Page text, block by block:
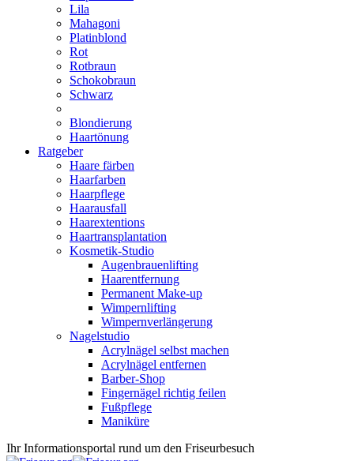
Lila
Mahagoni
Platinblond
Rot
Rotbraun
Schokobraun
Schwarz
Blondierung
Haartönung
Ratgeber
Haare färben
Haarfarben
Haarpflege
Haarausfall
Haarextentions
Haartransplantation
Kosmetik-Studio
Augenbrauenlifting
Haarentfernung
Permanent Make-up
Wimpernlifting
Wimpernverlängerung
Nagelstudio
Acrylnägel selbst machen
Acrylnägel entfernen
Barber-Shop
Fingernägel richtig feilen
Fußpflege
Maniküre
Ihr Informationsportal rund um den Friseurbesuch